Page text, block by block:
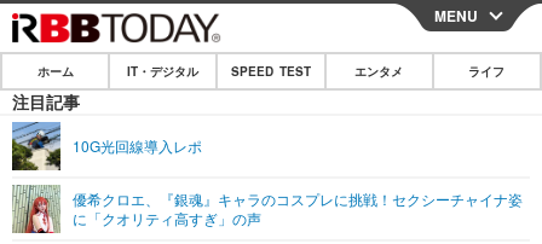
CLOSE
ホーム
IT・デジタル
ネタ
SPEED TEST
エンタメ
MENU
ホーム IT・デジタル SPEED TEST エンタメ ライフ
注目記事
10G光回線導入レポ
優希クロエ、『銀魂』キャラのコスプレに挑戦！セクシーチャイナ姿
に「クオリティ高すぎ」の声